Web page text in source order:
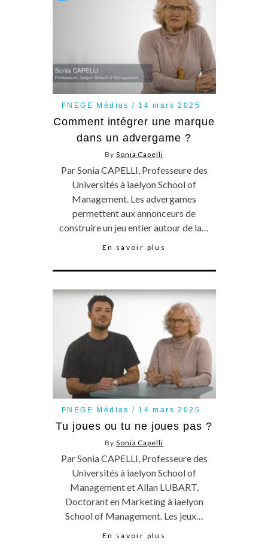
FNEGE Médias 14 mars 2025
Comment intégrer une marque
dans un advergame ?
By Sonia Capelli
Par Sonia CAPELLI, Professeure des
Universités à iaelyon School of
Management. Les advergames
permettent aux annonceurs de
construire un jeu entier autour de la…
En savoir plus
FNEGE Médias 14 mars 2025
Tu joues ou tu ne joues pas ?
By Sonia Capelli
Par Sonia CAPELLI, Professeure des
Universités à iaelyon School of
Management et Allan LUBART,
Doctorant en Marketing à iaelyon
School of Management. Les jeux…
En savoir plus